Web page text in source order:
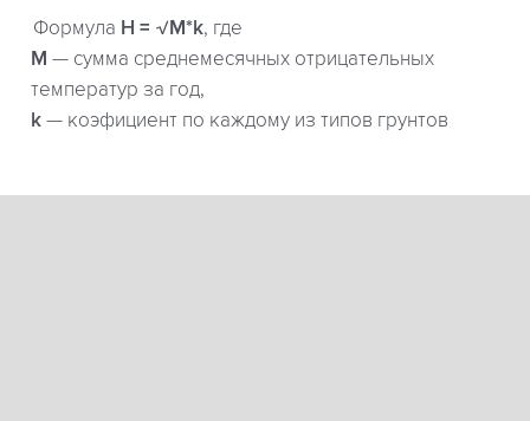
Формула H = √M*k, где
М — сумма среднемесячных отрицательных
температур за год,
k — коэфициент по каждому из типов грунтов